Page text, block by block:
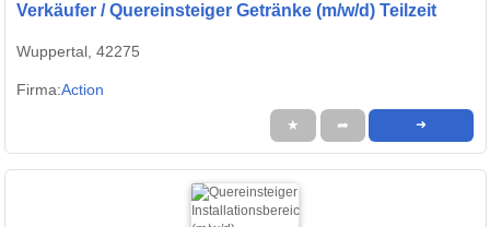
Verkäufer / Quereinsteiger Getränke (m/w/d) Teilzeit
Wuppertal, 42275
Firma:Action
★ ➦ ➜